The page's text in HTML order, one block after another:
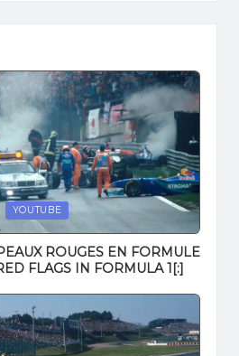
YOUTUBE
ROUGES EN FORMULE
FLAGS IN FORMULA 1[:]